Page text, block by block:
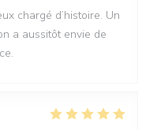
chargé d’histoire. Un
a aussitôt envie de